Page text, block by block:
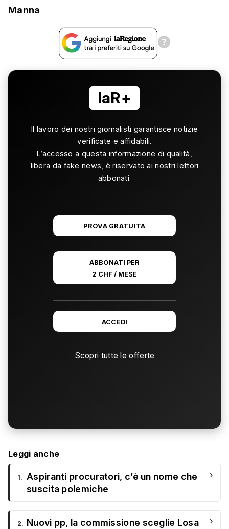
Manna
laR+
Il lavoro dei nostri giornalisti garantisce notizie
verificate e affidabili.
L’accesso a questa informazione di qualità,
libera da fake news, è riservato ai nostri lettori
abbonati.
PROVA GRATUITA
ABBONATI PER
2 CHF / MESE
ACCEDI
Scopri tutte le offerte
Leggi anche
1. Aspiranti procuratori, c’è un nome che
suscita polemiche
›
2. Nuovi pp, la commissione sceglie Losa
›